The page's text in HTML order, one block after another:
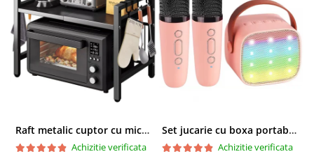
Raft metalic cuptor cu microunde, Simply Joy, 6 Carlige, Ajustabil, Raft Organizator extensibil, pentru bucatarie, casa, balcon, Etajera ajustabila cu 2 Niveluri, Anti Alunecare, Negru
Achizitie verificata
Set jucarie cu boxa portabila si 2 microfoane, Wireless, Bluetooth, Simply Joy, Karaoke, Copii si Adulti, Lumini LED RGB Dinamice, Roz
Achizitie verificata